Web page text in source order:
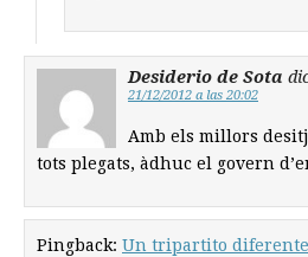
Desiderio de Sota
21/12/2012 a las 20:02
Amb els millors
tots plegats, àdhuc el govern
Pingback: Un tripartito